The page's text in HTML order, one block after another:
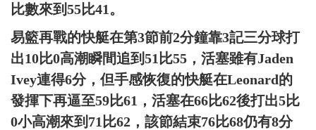
比數來到55比41。
易籃再戰的快艇在第3節前2分鐘靠3記三分球打
出10比0高潮瞬間追到51比55，活塞雖有Jaden
Ivey連得6分，但手感恢復的快艇在Leonard的
發揮下再逼至59比61，活塞在66比62後打出5比
0小高潮來到71比62，該節結束76比68仍有8分